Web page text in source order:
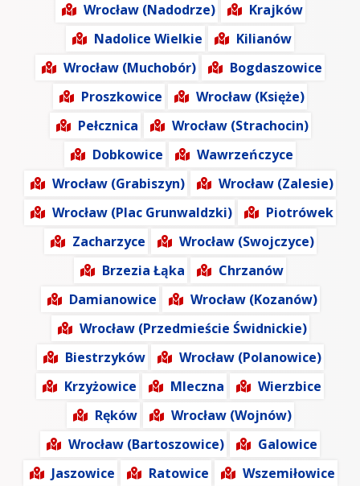
Wrocław (Nadodrze)
Krajków
Nadolice Wielkie
Kilianów
Wrocław (Muchobór)
Bogdaszowice
Proszkowice
Wrocław (Księże)
Pełcznica
Wrocław (Strachocin)
Dobkowice
Wawrzeńczyce
Wrocław (Grabiszyn)
Wrocław (Zalesie)
Wrocław (Plac Grunwaldzki)
Piotrówek
Zacharzyce
Wrocław (Swojczyce)
Brzezia Łąka
Chrzanów
Damianowice
Wrocław (Kozanów)
Wrocław (Przedmieście Świdnickie)
Biestrzyków
Wrocław (Polanowice)
Krzyżowice
Mleczna
Wierzbice
Ręków
Wrocław (Wojnów)
Wrocław (Bartoszowice)
Galowice
Jaszowice
Ratowice
Wszemiłowice